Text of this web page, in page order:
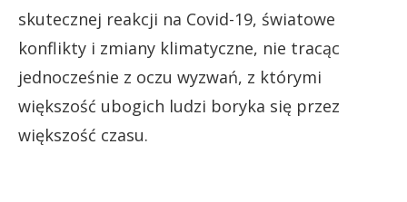
skutecznej reakcji na Covid-19, światowe
konflikty i zmiany klimatyczne, nie tracąc
jednocześnie z oczu wyzwań, z którymi
większość ubogich ludzi boryka się przez
większość czasu.